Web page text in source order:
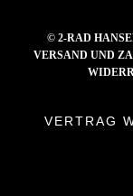
© 2-RAD
VERSAND UND
VERTRAG